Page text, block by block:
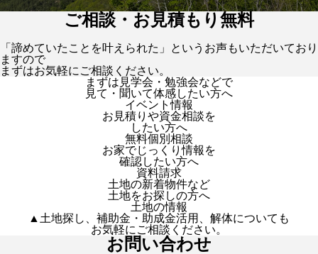
ご相談・お見積もり無料
「諦めていたことを叶えられた」というお声もいただいており
ますので
まずはお気軽にご相談ください。
まずは見学会・勉強会などで
見て・聞いて体感したい方へ
イベント情報
お見積りや資金相談を
したい方へ
無料個別相談
お家でじっくり情報を
確認したい方へ
資料請求
土地の新着物件など
土地をお探しの方へ
土地の情報
▲土地探し、補助金・助成金活用、解体についても
お気軽にご相談ください。
お問い合わせ